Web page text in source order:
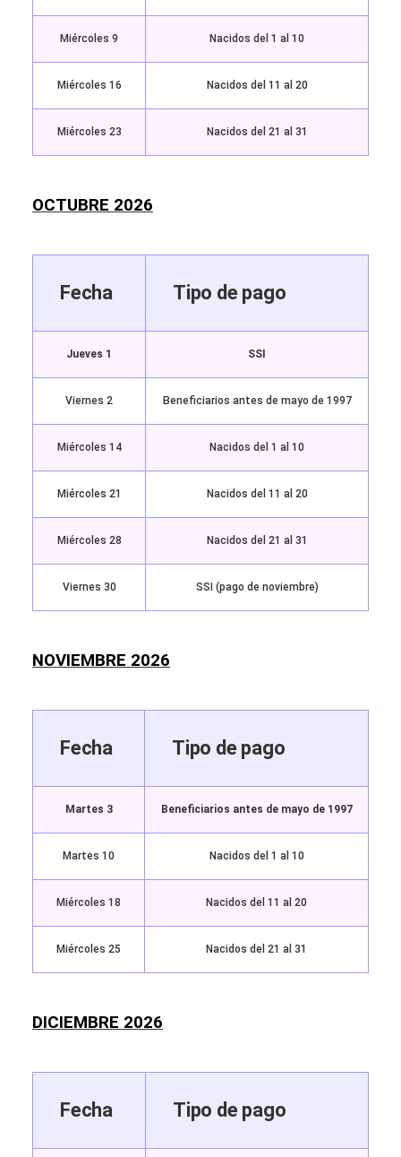
Miércoles 9 Nacidos del 1 al 10
Miércoles 16 Nacidos del 11 al 20
Miércoles 23 Nacidos del 21 al 31
OCTUBRE 2026
Fecha Tipo de pago
Jueves 1 SSI
Viernes 2 Beneficiarios antes de mayo de 1997
Miércoles 14 Nacidos del 1 al 10
Miércoles 21 Nacidos del 11 al 20
Miércoles 28 Nacidos del 21 al 31
Viernes 30 SSI (pago de noviembre)
NOVIEMBRE 2026
Fecha Tipo de pago
Martes 3 Beneficiarios antes de mayo de 1997
Martes 10 Nacidos del 1 al 10
Miércoles 18 Nacidos del 11 al 20
Miércoles 25 Nacidos del 21 al 31
DICIEMBRE 2026
Fecha Tipo de pago